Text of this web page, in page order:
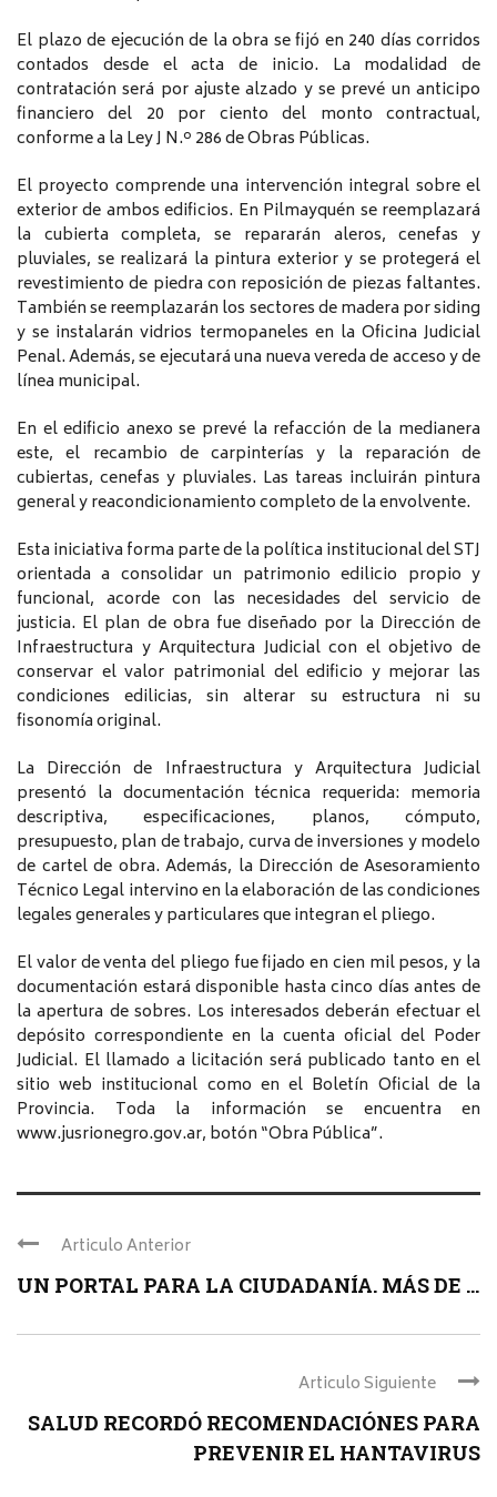
El plazo de ejecución de la obra se fijó en 240 días corridos
contados desde el acta de inicio. La modalidad de
contratación será por ajuste alzado y se prevé un anticipo
financiero del 20 por ciento del monto contractual,
conforme a la Ley J N.º 286 de Obras Públicas.
El proyecto comprende una intervención integral sobre el
exterior de ambos edificios. En Pilmayquén se reemplazará
la cubierta completa, se repararán aleros, cenefas y
pluviales, se realizará la pintura exterior y se protegerá el
revestimiento de piedra con reposición de piezas faltantes.
También se reemplazarán los sectores de madera por siding
y se instalarán vidrios termopaneles en la Oficina Judicial
Penal. Además, se ejecutará una nueva vereda de acceso y de
línea municipal.
En el edificio anexo se prevé la refacción de la medianera
este, el recambio de carpinterías y la reparación de
cubiertas, cenefas y pluviales. Las tareas incluirán pintura
general y reacondicionamiento completo de la envolvente.
Esta iniciativa forma parte de la política institucional del STJ
orientada a consolidar un patrimonio edilicio propio y
funcional, acorde con las necesidades del servicio de
justicia. El plan de obra fue diseñado por la Dirección de
Infraestructura y Arquitectura Judicial con el objetivo de
conservar el valor patrimonial del edificio y mejorar las
condiciones edilicias, sin alterar su estructura ni su
fisonomía original.
La Dirección de Infraestructura y Arquitectura Judicial
presentó la documentación técnica requerida: memoria
descriptiva, especificaciones, planos, cómputo,
presupuesto, plan de trabajo, curva de inversiones y modelo
de cartel de obra. Además, la Dirección de Asesoramiento
Técnico Legal intervino en la elaboración de las condiciones
legales generales y particulares que integran el pliego.
El valor de venta del pliego fue fijado en cien mil pesos, y la
documentación estará disponible hasta cinco días antes de
la apertura de sobres. Los interesados deberán efectuar el
depósito correspondiente en la cuenta oficial del Poder
Judicial. El llamado a licitación será publicado tanto en el
sitio web institucional como en el Boletín Oficial de la
Provincia. Toda la información se encuentra en
www.jusrionegro.gov.ar, botón “Obra Pública”.
Articulo Anterior
UN PORTAL PARA LA CIUDADANÍA. MÁS DE ...
Articulo Siguiente
SALUD RECORDÓ RECOMENDACIÓNES PARA
PREVENIR EL HANTAVIRUS